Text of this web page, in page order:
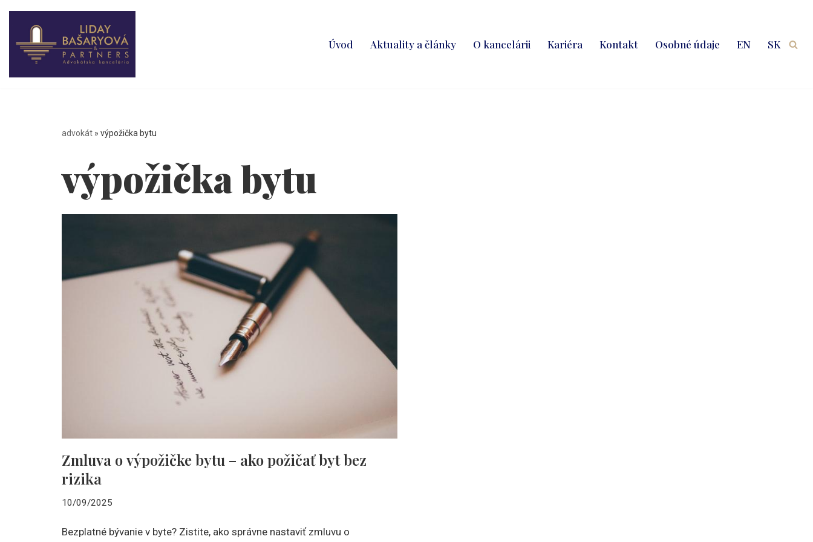
Preskočiť
Úvod Aktuality a články O kancelárii Kariéra Kontakt Osobné údaje EN SK
advokát » výpožička bytu
výpožička bytu
Zmluva o výpožičke bytu – ako požičať byt bez
rizika
10/09/2025
Bezplatné bývanie v byte? Zistite, ako správne nastaviť zmluvu o